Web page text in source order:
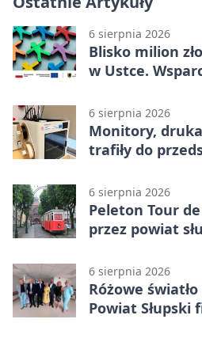
6 sierpnia 2026
Blisko milion
w Ustce.
6 sierpnia 2026
Monitory,
trafiły do
6 sierpnia 2026
Peleton Tour
przez powiat
6 sierpnia 2026
Różowe
Powiat Słupski